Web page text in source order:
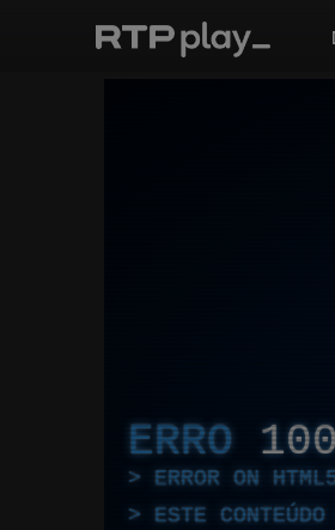
ERRO
ERROR ON
ESTE